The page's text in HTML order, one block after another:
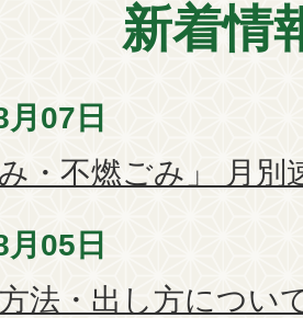
新着情
07日
み・不燃ごみ」 月別
05日
法・出し方につい